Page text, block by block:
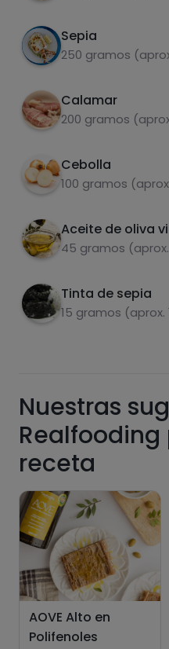
Sepia
250 gramos
Calamar
200 gramos
Cebolla
100 gramos
Aceite de oliva
45 gramos
Tinta de sepia
15 gramos (aprox.
Carbohidratos
Azúcares
Hazte PLUS para ver
de las recetas, y
Nuestras
receta
AOVE Alto en
Polifenoles